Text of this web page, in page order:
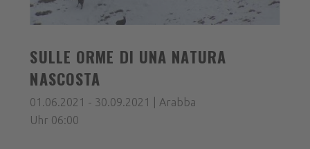
SULLE ORME DI UNA NATURA
NASCOSTA
01.06.2021 - 30.09.2021 | Arabba
Uhr 06:00